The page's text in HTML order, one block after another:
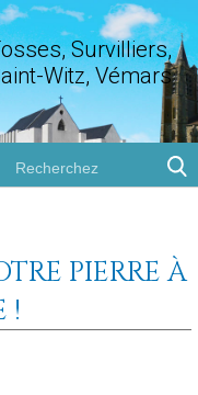
Survilliers,
Witz, Vémars
PIERRE À
!